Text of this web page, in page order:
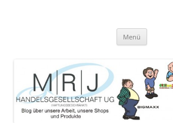
angebotene Produkte
Menü